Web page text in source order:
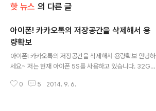
핫 뉴스 의 다른 글
아이폰! 카카오톡의 저장공간을 삭제해서 용
량확보
아이폰! 카카오톡의 저장공간을 삭제해서 용량확보 안녕하
세요~ 저는 현재 아이폰 5S를 사용하고 있습니다. 32GB
데... 사용가능한 공간이 왜이리 적을까?.." 였습니다. 현재
0 5 2014. 9. 6.